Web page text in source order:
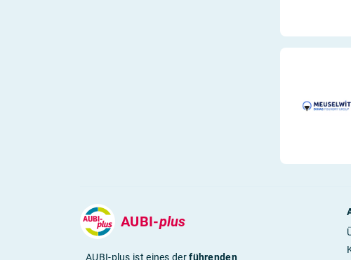
AUBI-plus
AUBI-plus ist eines derführenden